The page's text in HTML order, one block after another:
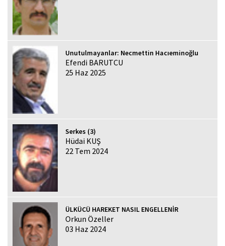
Unutulmayanlar: Necmettin Hacıeminoğlu
Efendi BARUTCU
25 Haz 2025
Serkes (3)
Hüdai KUŞ
22 Tem 2024
ÜLKÜCÜ HAREKET NASIL ENGELLENİR
Orkun Özeller
03 Haz 2024